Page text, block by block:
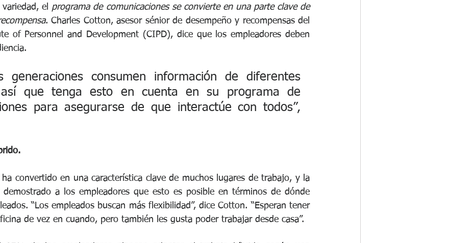
el programa de comunicaciones se convierte en una parte clave de
. Charles Cotton, asesor sénior de desempeño y recompensas del
of Personnel and Development (CIPD), dice que los empleadores deben
generaciones consumen información de diferentes
así que tenga esto en cuenta en su programa de
para asegurarse de que interactúe con todos”,
ha convertido en una característica clave de muchos lugares de trabajo, y la
demostrado a los empleadores que esto es posible en términos de dónde
“Los empleados buscan más flexibilidad”, dice Cotton. “Esperan tener
de vez en cuando, pero también les gusta poder trabajar desde casa”.